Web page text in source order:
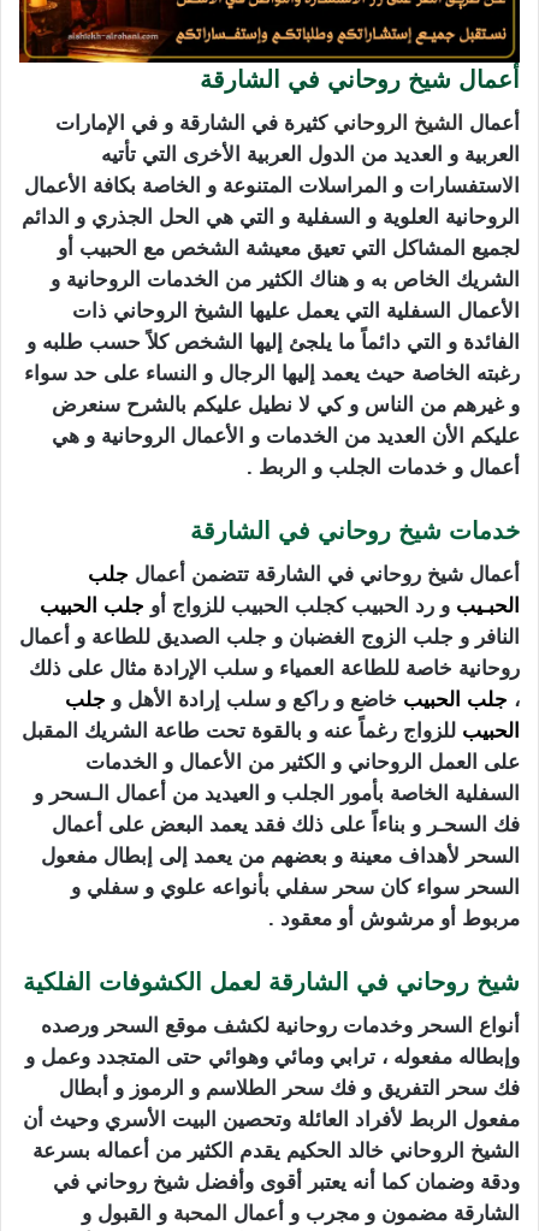
أعمال شيخ روحاني في الشارقة
أعمال الشيخ الروحاني كثيرة في الشارقة و في الإمارات
العربية و العديد من الدول العربية الأخرى التي تأتيه
الاستفسارات و المراسلات المتنوعة و الخاصة بكافة الأعمال
الروحانية العلوية و السفلية و التي هي الحل الجذري و الدائم
لجميع المشاكل التي تعيق معيشة الشخص مع الحبيب أو
الشريك الخاص به و هناك الكثير من الخدمات الروحانية و
الأعمال السفلية التي يعمل عليها الشيخ الروحاني ذات
الفائدة و التي دائماً ما يلجئ إليها الشخص كلاً حسب طلبه و
رغبته الخاصة حيث يعمد إليها الرجال و النساء على حد سواء
و غيرهم من الناس و كي لا نطيل عليكم بالشرح سنعرض
عليكم الأن العديد من الخدمات و الأعمال الروحانية و هي
أعمال و خدمات الجلب و الربط .
خدمات شيخ روحاني في الشارقة
أعمال شيخ روحاني في الشارقة تتضمن أعمال جلب
الحبـيب و رد الحبيب كجلب الحبيب للزواج أو جلب الحبيب
النافر و جلب الزوج الغضبان و جلب الصديق للطاعة و أعمال
روحانية خاصة للطاعة العمياء و سلب الإرادة مثال على ذلك
، جلب الحبيب خاضع و راكع و سلب إرادة الأهل و جلب
الحبيب للزواج رغماً عنه و بالقوة تحت طاعة الشريك المقبل
على العمل الروحاني و الكثير من الأعمال و الخدمات
السفلية الخاصة بأمور الجلب و العيديد من أعمال الـسحر و
فك السحـر و بناءاً على ذلك فقد يعمد البعض على أعمال
السحر لأهداف معينة و بعضهم من يعمد إلى إبطال مفعول
السحر سواء كان سحر سفلي بأنواعه علوي و سفلي و
مربوط أو مرشوش أو معقود .
شيخ روحاني في الشارقة لعمل الكشوفات الفلكية
أنواع السحر وخدمات روحانية لكشف موقع السحر ورصده
وإبطاله مفعوله ، ترابي ومائي وهوائي حتى المتجدد وعمل و
فك سحر التفريق و فك سحر الطلاسم و الرموز و أبطال
مفعول الربط لأفراد العائلة وتحصين البيت الأسري وحيث أن
الشيخ الروحاني خالد الحكيم يقدم الكثير من أعماله بسرعة
ودقة وضمان كما أنه يعتبر أقوى وأفضل شيخ روحاني في
الشارقة مضمون و مجرب و أعمال المحبة و القبول و